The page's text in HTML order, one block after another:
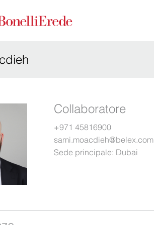
Collaboratore
+971 45816900
sami.moacdieh@belex.com
Sede principale: Dubai